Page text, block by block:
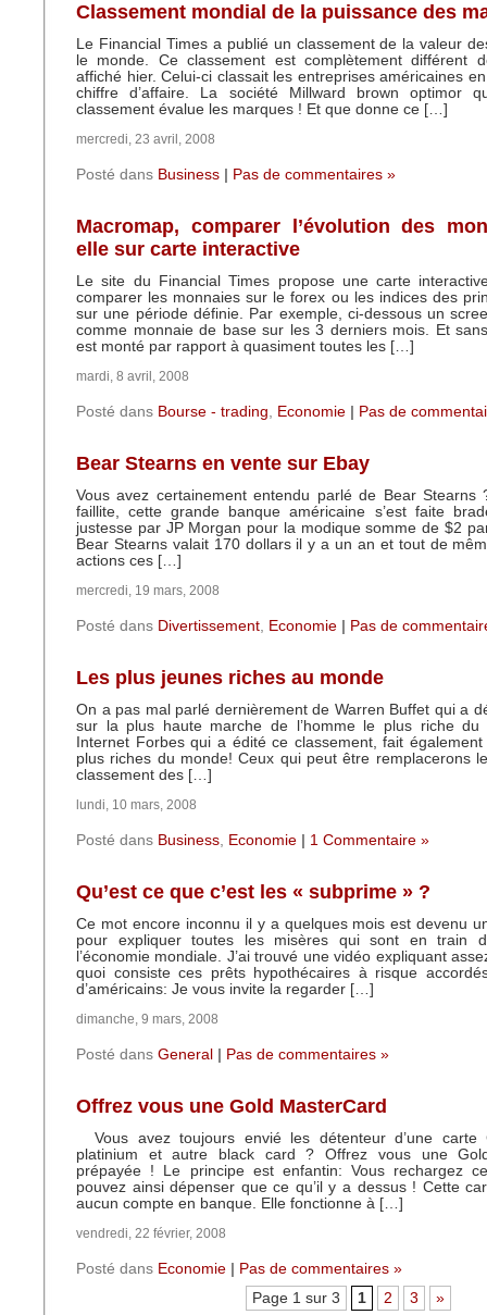
Classement mondial de la puissance des
Le Financial Times a publié un classement de la valeur
le monde. Ce classement est complètement différent
affiché hier. Celui-ci classait les entreprises américaines
chiffre d’affaire. La société Millward brown optimor
classement évalue les marques ! Et que donne ce […]
mercredi, 23 avril, 2008
Posté dans Business Pas de commentaires »
Macromap, comparer l’évolution des
elle sur carte interactive
Le site du Financial Times propose une carte
comparer les monnaies sur le forex ou les indices des
sur une période définie. Par exemple, ci-dessous un
comme monnaie de base sur les 3 derniers mois. Et
est monté par rapport à quasiment toutes les […]
mardi, 8 avril, 2008
Posté dans Bourse - trading, Economie Pas de
Bear Stearns en vente sur Ebay
Vous avez certainement entendu parlé de Bear Stearns
faillite, cette grande banque américaine s’est faite
justesse par JP Morgan pour la modique somme de $2
Bear Stearns valait 170 dollars il y a un an et tout de
actions ces […]
mercredi, 19 mars, 2008
Posté dans Divertissement, Economie Pas de
Les plus jeunes riches au monde
On a pas mal parlé dernièrement de Warren Buffet qui a
sur la plus haute marche de l’homme le plus riche du
Internet Forbes qui a édité ce classement, fait
plus riches du monde! Ceux qui peut être remplacerons
classement des […]
lundi, 10 mars, 2008
Posté dans Business, Economie 1 Commentaire »
Qu’est ce que c’est les « subprime » ?
Ce mot encore inconnu il y a quelques mois est devenu
pour expliquer toutes les misères qui sont en train
l’économie mondiale. J’ai trouvé une vidéo expliquant
quoi consiste ces prêts hypothécaires à risque
d’américains: Je vous invite la regarder […]
dimanche, 9 mars, 2008
Posté dans General Pas de commentaires »
Offrez vous une Gold MasterCard
Vous avez toujours envié les détenteur d’une carte
platinium et autre black card ? Offrez vous une
prépayée ! Le principe est enfantin: Vous rechargez
pouvez ainsi dépenser que ce qu’il y a dessus ! Cette
aucun compte en banque. Elle fonctionne à […]
vendredi, 22 février, 2008
Posté dans Economie
Pas de commentaires »
Page 1 sur 3
1 2 3 »